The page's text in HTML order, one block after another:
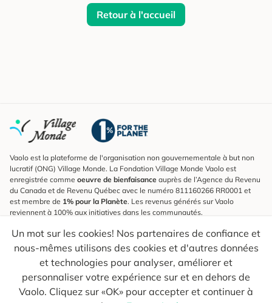
Retour à l'accueil
Un mot sur les cookies! Nos partenaires de confiance et
nous-mêmes utilisons des cookies et d'autres données
et technologies pour analyser, améliorer et
personnaliser votre expérience sur et en dehors de
Vaolo. Cliquez sur «OK» pour accepter et continuer à
Vaolo est la plateforme de l'organisation non gouvernementale à but non
lucratif (ONG) Village Monde. La Fondation Village Monde Vaolo est
enregistrée comme oeuvre de bienfaisance auprès de l’Agence du Revenu
du Canada et de Revenu Québec avec le numéro 811160266 RR0001 et
est membre de 1% pour la Planète. Les revenus générés sur Vaolo
reviennent à 100% aux initiatives dans les communautés.
S'inscrire à l'infolettre
Pour connaître les nouveautés, suivre nos explorateurs et recevoir des
astuces pour des voyages plus conscients.
Ton courriel Envoyer